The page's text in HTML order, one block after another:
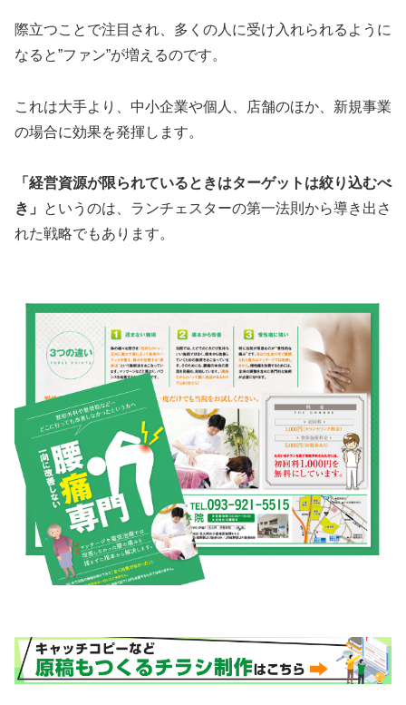
際立つことで注目され、多くの人に受け入れられるように
なると”ファン”が増えるのです。
これは大手より、中小企業や個人、店舗のほか、新規事業
の場合に効果を発揮します。
「経営資源が限られているときはターゲットは絞り込むべ
き」
というのは、ランチェスターの第一法則から導き出さ
れた戦略でもあります。